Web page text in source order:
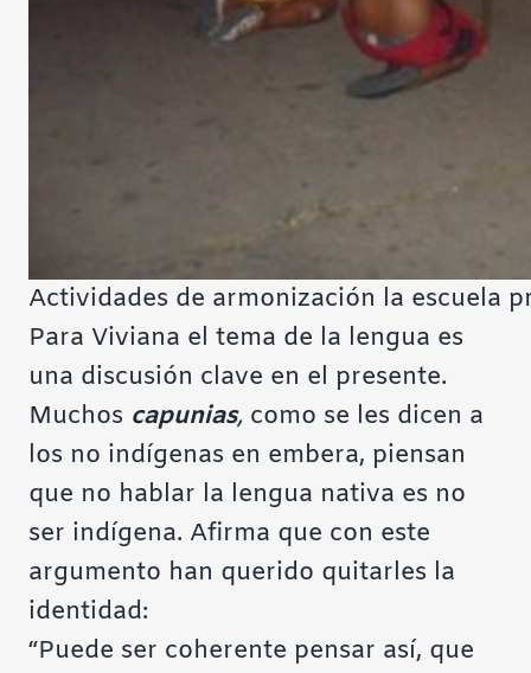
Actividades de armonización la escuela
Para Viviana el tema de la lengua es
una discusión clave en el presente.
Muchos capunias, como se les dicen a
los no indígenas en embera, piensan
que no hablar la lengua nativa es no
ser indígena. Afirma que con este
argumento han querido quitarles la
identidad:
“Puede ser coherente pensar así, que